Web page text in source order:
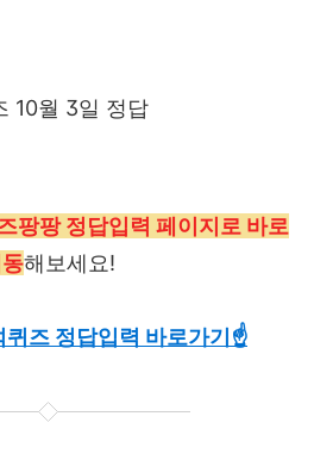
10월 3일 정답
팡팡 정답입력 페이지로 바로
해보세요!
퀴즈 정답입력 바로가기☝